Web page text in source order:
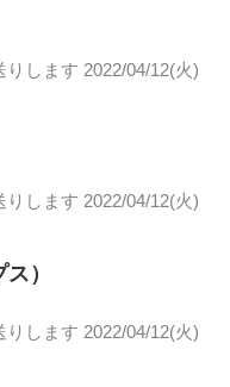
りします 2022/04/12(火)
りします 2022/04/12(火)
）
りします 2022/04/12(火)